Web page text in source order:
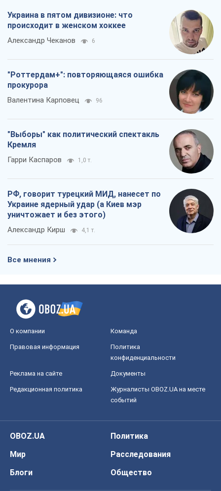
Украина в пятом дивизионе: что
происходит в женском хоккее
Александр Чеканов 6
"Роттердам+": повторяющаяся ошибка
прокурора
Валентина Карповец 96
"Выборы" как политический спектакль
Кремля
Гарри Каспаров 1,0 т.
РФ, говорит турецкий МИД, нанесет по
Украине ядерный удар (а Киев мэр
уничтожает и без этого)
Александр Кирш 4,1 т.
Все мнения
О компании Команда
Правовая информация
Политика
конфиденциальности
Реклама на сайте Документы
Редакционная политика
Журналисты OBOZ.UA на месте
событий
OBOZ.UA
Политика
Мир
Расследования
Блоги
Общество